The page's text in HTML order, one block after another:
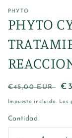
modal
PHYTO
PHYTO
Precio
habitual
€45,00 EUR
de
Impuesto incluido. Los
Cantidad